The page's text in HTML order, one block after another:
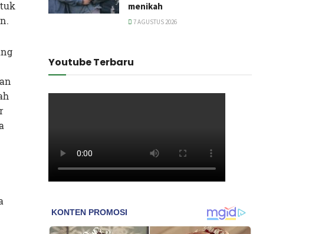
menikah
7 AGUSTUS 2026
Youtube Terbaru